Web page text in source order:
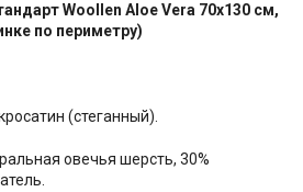
Woollen Aloe Vera 70x130 см,
по периметру)
(стеганный).
овечья шерсть, 30%